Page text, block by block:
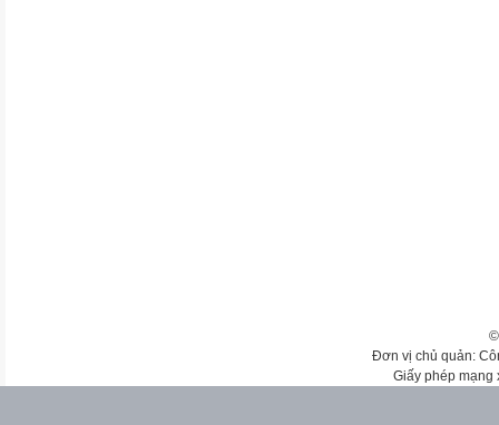
Đơn vị chủ quản:
Giấy phép mạng